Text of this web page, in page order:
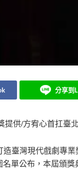
分享到
提供/方宥心首扛臺
造臺灣現代戲劇專
單公布，本屆頒